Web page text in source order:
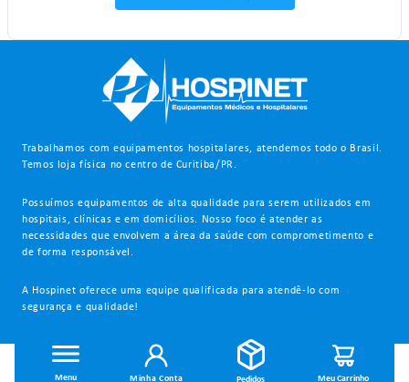
Minha Conta
Trabalhamos com equipamentos hospitalares, atendemos todo o Brasil.
Temos loja física no centro de Curitiba/PR.
Possuímos equipamentos de alta qualidade para serem utilizados em
hospitais, clínicas e em domicílios. Nosso foco é atender as
necessidades que envolvem a área da saúde com comprometimento e
de forma responsável.
A Hospinet oferece uma equipe qualificada para atendê-lo com
segurança e qualidade!
INSTITUCIONAL